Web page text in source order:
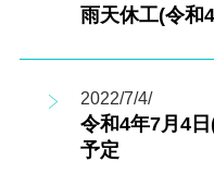
雨天休工(令和
2022/7/4/
令和4年7月4
予定